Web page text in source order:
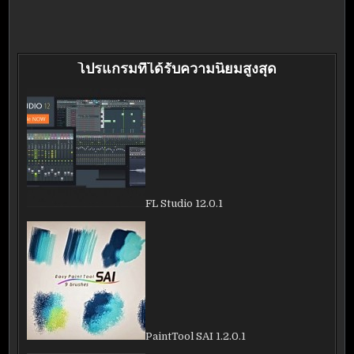
โปรแกรมที่ได้รับความนิยมสูงสุด
FL Studio 12.0.1
PaintTool SAI 1.2.0.1